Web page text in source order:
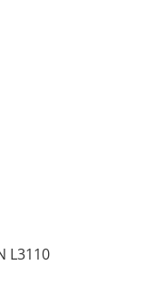
L3110